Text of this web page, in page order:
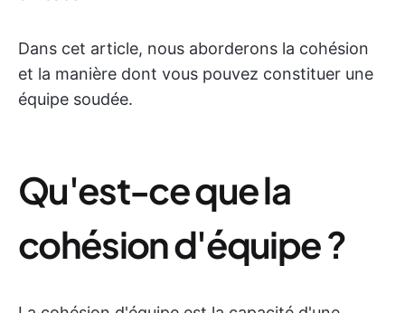
Dans cet article, nous aborderons la cohésion
et la manière dont vous pouvez constituer une
équipe soudée.
Qu'est-ce que la
cohésion d'équipe ?